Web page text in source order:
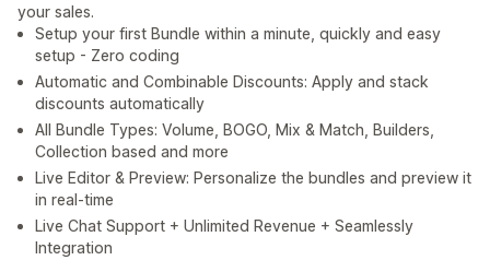
your sales.
Setup your first Bundle within a minute, quickly and easy
setup - Zero coding
Automatic and Combinable Discounts: Apply and stack
discounts automatically
All Bundle Types: Volume, BOGO, Mix & Match, Builders,
Collection based and more
Live Editor & Preview: Personalize the bundles and preview it
in real-time
Live Chat Support + Unlimited Revenue + Seamlessly
Integration